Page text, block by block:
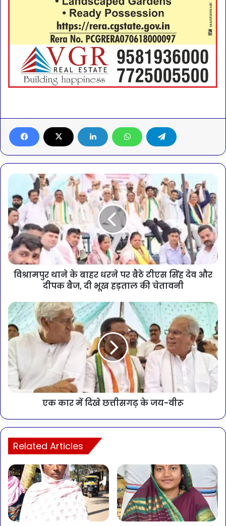
विश्रामपुर थाने के बाहर धरने पर बैठे टीएस सिंह देव और
दीपक बैज, दी भूख हड़ताल की चेतावनी
एक कार में दिखे छत्तीसगढ़ के जय-वीरू
Related Articles